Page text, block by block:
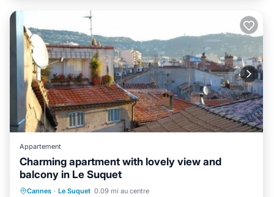
Appartement
Charming apartment with lovely view and
balcony in Le Suquet
Cannes · Le Suquet 0.09 mi au centre
Front de mer
Cheminée/Chauffage